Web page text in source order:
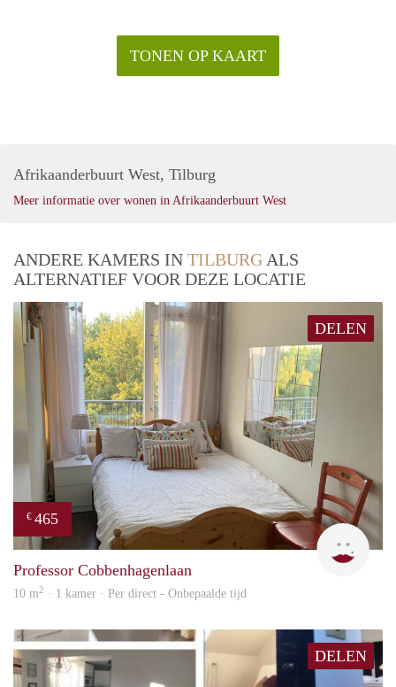
TONEN OP KAART
Afrikaanderbuurt West, Tilburg
Meer informatie over wonen in Afrikaanderbuurt West
ANDERE KAMERS IN TILBURG ALS
ALTERNATIEF VOOR DEZE LOCATIE
DELEN
€ 465
T
Professor Cobbenhagenlaan
10 m2 · 1 kamer · Per direct - Onbepaalde tijd
DELEN